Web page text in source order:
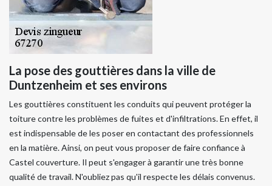
La pose des gouttières dans la ville de
Duntzenheim et ses environs
Les gouttières constituent les conduits qui peuvent protéger la
toiture contre les problèmes de fuites et d'infiltrations. En effet, il
est indispensable de les poser en contactant des professionnels
en la matière. Ainsi, on peut vous proposer de faire confiance à
Castel couverture. Il peut s'engager à garantir une très bonne
qualité de travail. N'oubliez pas qu'il respecte les délais convenus.